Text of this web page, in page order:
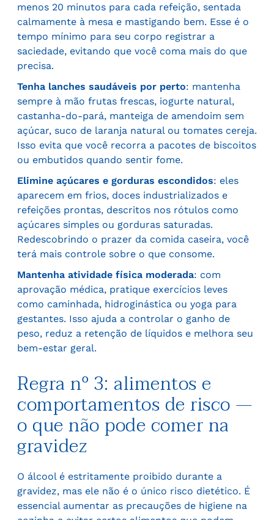
menos 20 minutos para cada refeição, sentada
calmamente à mesa e mastigando bem. Esse é o
tempo mínimo para seu corpo registrar a
saciedade, evitando que você coma mais do que
precisa.
Tenha lanches saudáveis por perto: mantenha
sempre à mão frutas frescas, iogurte natural,
castanha-do-pará, manteiga de amendoim sem
açúcar, suco de laranja natural ou tomates cereja.
Isso evita que você recorra a pacotes de biscoitos
ou embutidos quando sentir fome.
Elimine açúcares e gorduras escondidos: eles
aparecem em frios, doces industrializados e
refeições prontas, descritos nos rótulos como
açúcares simples ou gorduras saturadas.
Redescobrindo o prazer da comida caseira, você
terá mais controle sobre o que consome.
Mantenha atividade física moderada: com
aprovação médica, pratique exercícios leves
como caminhada, hidroginástica ou yoga para
gestantes. Isso ajuda a controlar o ganho de
peso, reduz a retenção de líquidos e melhora seu
bem-estar geral.
Regra nº 3: alimentos e
comportamentos de risco —
o que não pode comer na
gravidez
O álcool é estritamente proibido durante a
gravidez, mas ele não é o único risco dietético. É
essencial aumentar as precauções de higiene na